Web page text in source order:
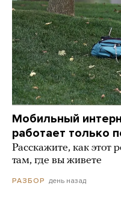
Мобильный
работает только
Расскажите, как этот
там, где вы живете
РАЗБОР день назад